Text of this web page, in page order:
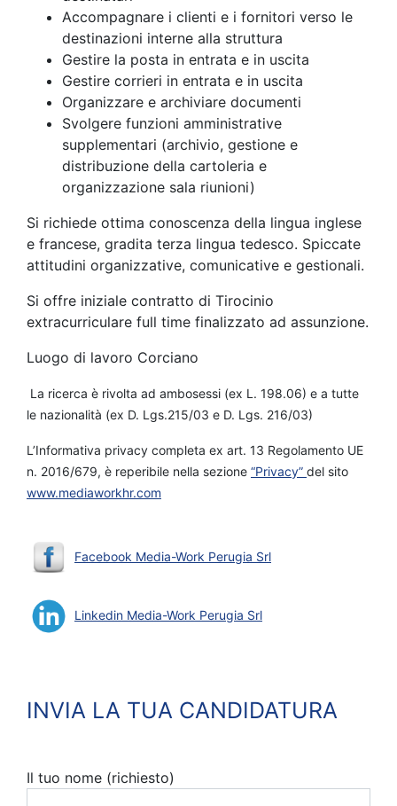
Accompagnare i clienti e i fornitori verso le
destinazioni interne alla struttura
Gestire la posta in entrata e in uscita
Gestire corrieri in entrata e in uscita
Organizzare e archiviare documenti
Svolgere funzioni amministrative
supplementari (archivio, gestione e
distribuzione della cartoleria e
organizzazione sala riunioni)
Si richiede ottima conoscenza della lingua inglese
e francese, gradita terza lingua tedesco. Spiccate
attitudini organizzative, comunicative e gestionali.
Si offre iniziale contratto di Tirocinio
extracurriculare full time finalizzato ad assunzione.
Luogo di lavoro Corciano
La ricerca è rivolta ad ambosessi (ex L. 198.06) e a tutte
le nazionalità (ex D. Lgs.215/03 e D. Lgs. 216/03)
L’Informativa privacy completa ex art. 13 Regolamento UE
n. 2016/679, è reperibile nella sezione “Privacy” del sito
www.mediaworkhr.com
Facebook Media-Work Perugia Srl
Linkedin Media-Work Perugia Srl
INVIA LA TUA CANDIDATURA
Il tuo nome (richiesto)